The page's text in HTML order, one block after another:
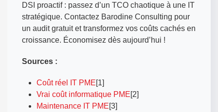
DSI proactif : passez d’un TCO chaotique à une IT
stratégique. Contactez Barodine Consulting pour
un audit gratuit et transformez vos coûts cachés en
croissance. Économisez dès aujourd’hui !
Sources :
Coût réel IT PME[1]
Vrai coût informatique PME[2]
Maintenance IT PME[3]